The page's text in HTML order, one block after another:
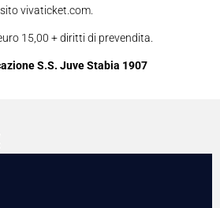
vivaticket.com.
15,00 + diritti di prevendita.
S.S. Juve Stabia 1907